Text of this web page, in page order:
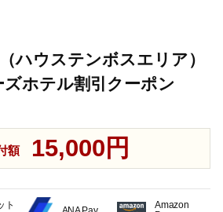
ハウステンボスエリア）
ホテル割引クーポン
額 15,000円
ト
Amazon